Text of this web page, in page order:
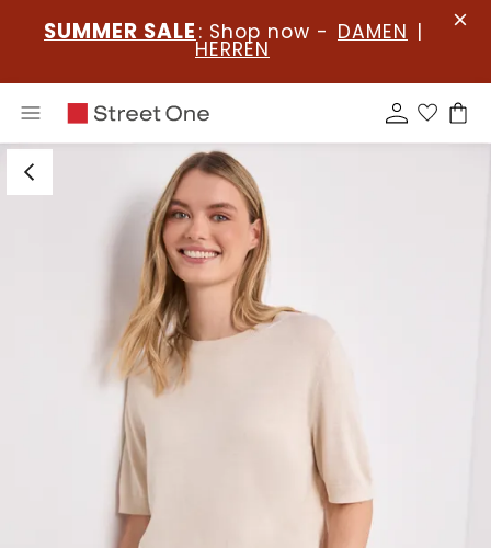
SUMMER SALE : Shop now - DAMEN |
HERREN